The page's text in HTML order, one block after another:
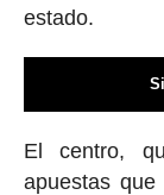
estado.
El centro,
apuestas